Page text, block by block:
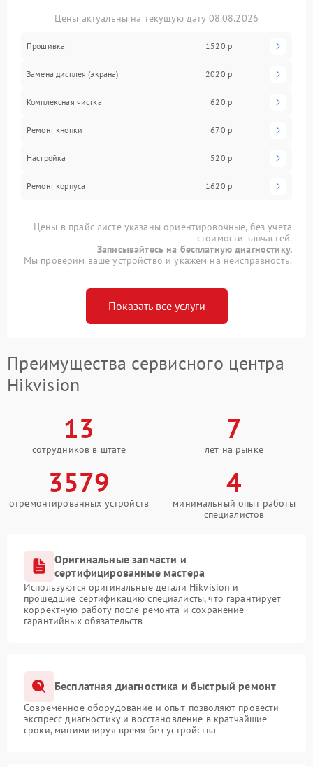
Цены актуальны на текущую дату 08.08.2026
Прошивка 1520 р
Замена дисплея (экрана) 2020 р
Комплексная чистка 620 р
Ремонт кнопки 670 р
Настройка 520 р
Ремонт корпуса 1620 р
Цены в прайс-листе указаны ориентировочные, без учета
стоимости запчастей.
Записывайтесь на бесплатную диагностику.
Мы проверим ваше устройство и укажем на неисправность.
Показать все услуги
Преимущества сервисного центра
Hikvision
13
сотрудников в штате
7
лет на рынке
3579
отремонтированных устройств
4
минимальный опыт работы
специалистов
Оригинальные запчасти и
сертифицированные мастера
Используются оригинальные детали Hikvision и
прошедшие сертификацию специалисты, что гарантирует
корректную работу после ремонта и сохранение
гарантийных обязательств
Бесплатная диагностика и быстрый ремонт
Современное оборудование и опыт позволяют провести
экспресс-диагностику и восстановление в кратчайшие
сроки, минимизируя время без устройства